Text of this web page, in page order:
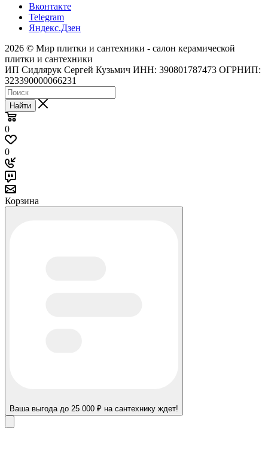
Вконтакте
Telegram
Яндекс.Дзен
2026 © Мир плитки и сантехники - салон керамической
плитки и сантехники
ИП Сидлярук Сергей Кузьмич ИНН: 390801787473 ОГРНИП:
323390000066231
Найти
0
0
Корзина
Ваша выгода до 25 000 ₽ на сантехнику ждет!